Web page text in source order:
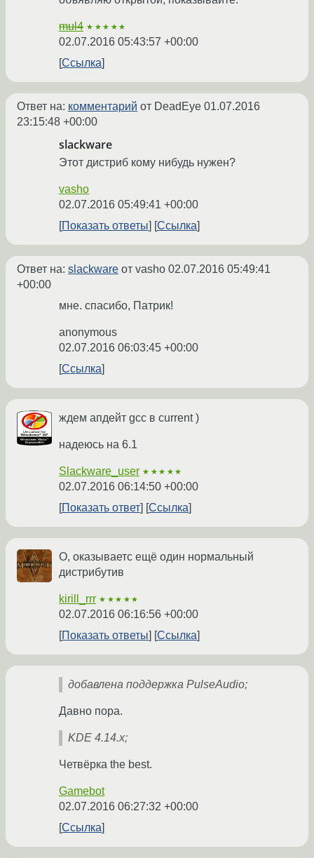
mul4 ★★★★★
02.07.2016 05:43:57 +00:00
Ссылка
Ответ на: комментарий от DeadEye 01.07.2016
23:15:48 +00:00
slackware
Этот дистриб кому нибудь нужен?
vasho
02.07.2016 05:49:41 +00:00
Показать ответы
Ссылка
Ответ на: slackware от vasho 02.07.2016 05:49:41
+00:00
мне. спасибо, Патрик!
anonymous
02.07.2016 06:03:45 +00:00
Ссылка
ждем апдейт gcc в current )
надеюсь на 6.1
Slackware_user ★★★★★
02.07.2016 06:14:50 +00:00
Показать ответ
Ссылка
О, оказываетс ещё один нормальный
дистрибутив
kirill_rrr ★★★★★
02.07.2016 06:16:56 +00:00
Показать ответы
Ссылка
добавлена поддержка PulseAudio;
Давно пора.
KDE 4.14.x;
Четвёрка the best.
Gamebot
02.07.2016 06:27:32 +00:00
Ссылка